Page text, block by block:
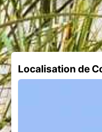
Localisation de